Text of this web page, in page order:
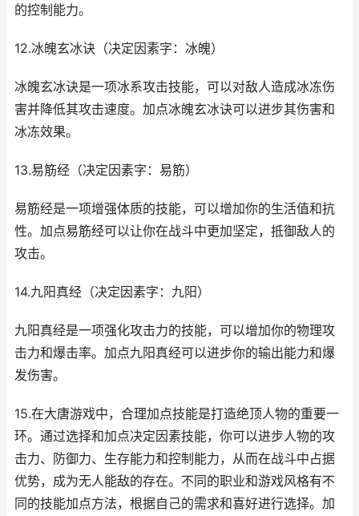
的控制能力。
12.冰魄玄冰诀（决定因素字：冰魄）
冰魄玄冰诀是一项冰系攻击技能，可以对敌人造成冰冻伤
害并降低其攻击速度。加点冰魄玄冰诀可以进步其伤害和
冰冻效果。
13.易筋经（决定因素字：易筋）
易筋经是一项增强体质的技能，可以增加你的生活值和抗
性。加点易筋经可以让你在战斗中更加坚定，抵御敌人的
攻击。
14.九阳真经（决定因素字：九阳）
九阳真经是一项强化攻击力的技能，可以增加你的物理攻
击力和爆击率。加点九阳真经可以进步你的输出能力和爆
发伤害。
15.在大唐游戏中，合理加点技能是打造绝顶人物的重要一
环。通过选择和加点决定因素技能，你可以进步人物的攻
击力、防御力、生存能力和控制能力，从而在战斗中占据
优势，成为无人能敌的存在。不同的职业和游戏风格有不
同的技能加点方法，根据自己的需求和喜好进行选择。加